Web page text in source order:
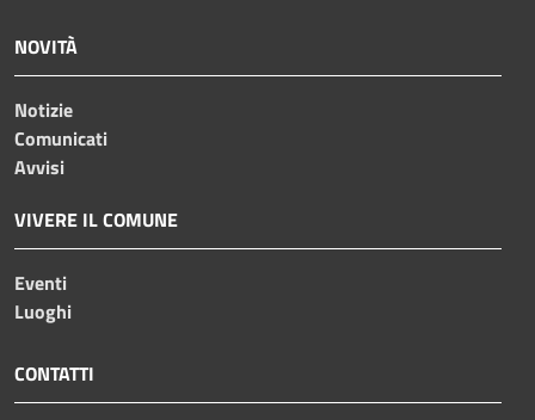
NOVITÀ
Notizie
Comunicati
Avvisi
VIVERE IL COMUNE
Eventi
Luoghi
CONTATTI